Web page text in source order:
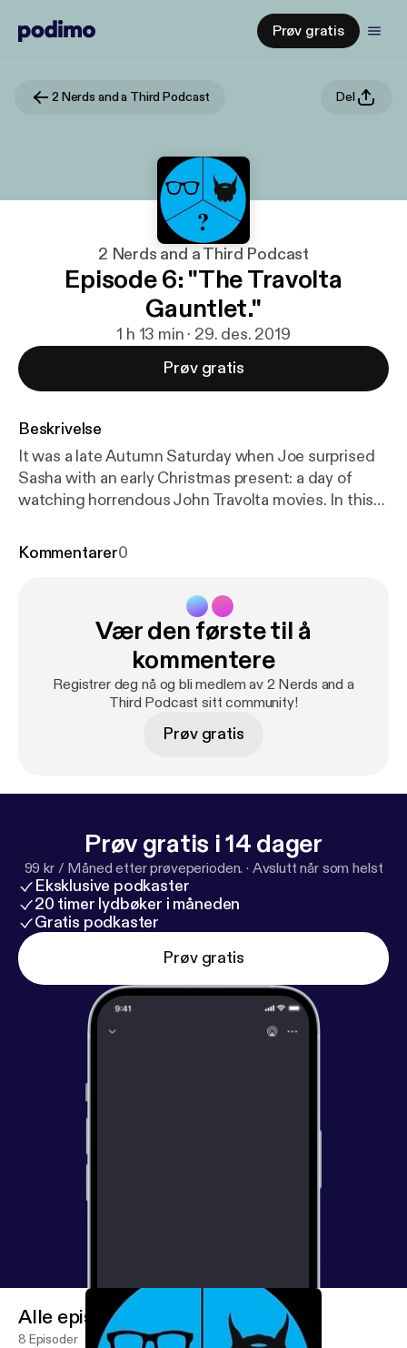
Prøv gratis
2 Nerds and a Third Podcast Del
2 Nerds and a Third Podcast
Episode 6: "The Travolta
Gauntlet."
1 h 13 min · 29. des. 2019
Prøv gratis
Beskrivelse
It was a late Autumn Saturday when Joe surprised
Sasha with an early Christmas present: a day of
watching horrendous John Travolta movies. In this
critique what they've dubbed "The Travolta
Kommentarer0
Vær den første til å
kommentere
Registrer deg nå og bli medlem av 2 Nerds and a
Third Podcast sitt community!
Prøv gratis
Prøv gratis i 14 dager
99 kr / Måned etter prøveperioden. · Avslutt når som helst
Eksklusive podkaster
20 timer lydbøker i måneden
Gratis podkaster
Prøv gratis
Alle episoder
8 Episoder